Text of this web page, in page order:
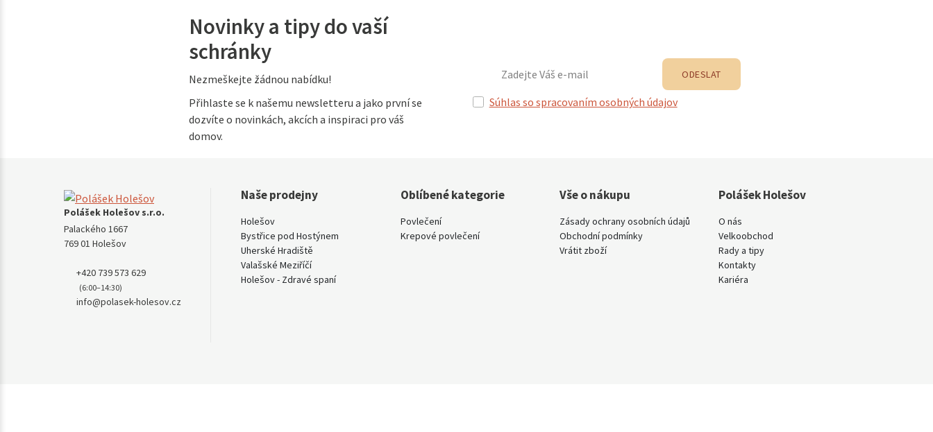
Novinky a tipy do vaší
schránky
Nezmeškejte žádnou nabídku!
Přihlaste se k našemu newsletteru a jako první se
dozvíte o novinkách, akcích a inspiraci pro váš
domov.
Súhlas so spracovaním osobných údajov
ODESLAT
Polášek Holešov s.r.o.
Palackého 1667
769 01 Holešov
+420 739 573 629
(6:00–14:30)
info@polasek-holesov.cz
Naše prodejny
Holešov
Bystřice pod Hostýnem
Uherské Hradiště
Valašské Meziříčí
Holešov - Zdravé spaní
Oblíbené kategorie
Povlečení
Krepové povlečení
Vše o nákupu
Zásady ochrany osobních údajů
Obchodní podmínky
Vrátit zboží
Polášek Holešov
O nás
Velkoobchod
Rady a tipy
Kontakty
Kariéra